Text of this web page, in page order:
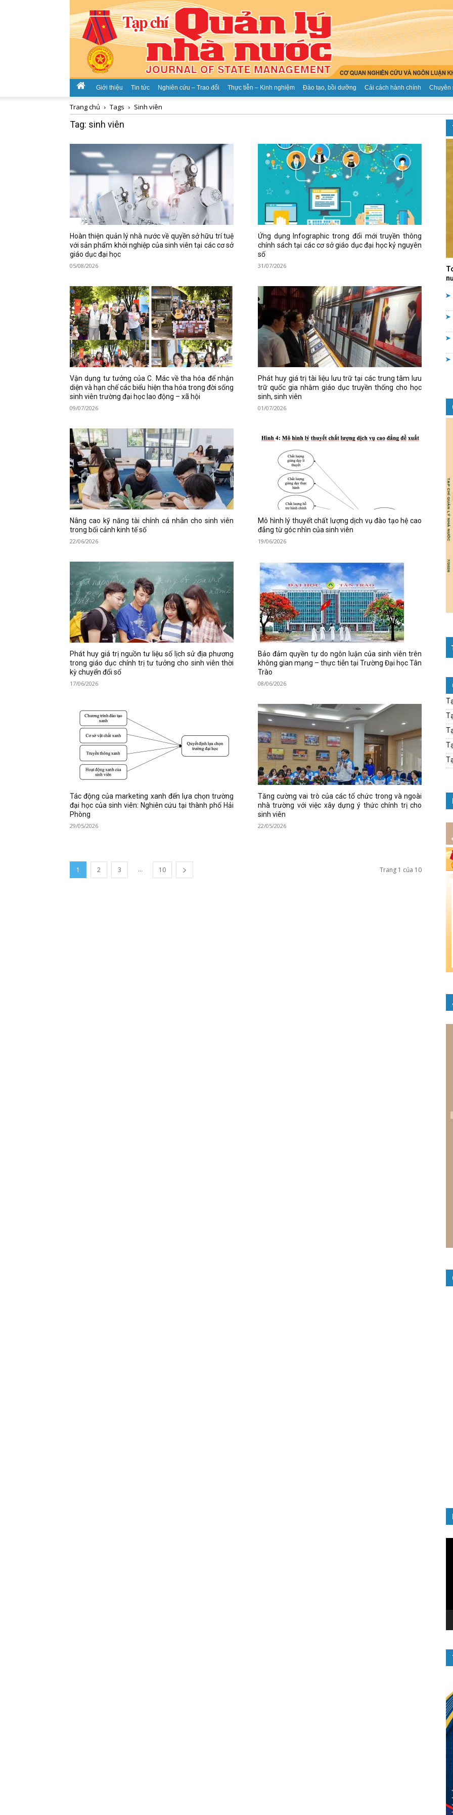
chí
Quản
lý
nhà
nước
Giới thiệu Tin tức Nghiên cứu – Trao đổi Thực tiễn – Kinh nghiệm Đào tạo, bồi dưỡng Cải cách hành chính Chuyên
Trang chủ Tags Sinh viên
Tag: sinh viên
Hoàn thiện quản lý nhà nước về quyền sở hữu trí tuệ
với sản phẩm khởi nghiệp của sinh viên tại các cơ sở
giáo dục đại học
05/08/2026
Ứng dụng Infographic trong đổi mới truyền thông
chính sách tại các cơ sở giáo dục đại học kỷ nguyên
số
31/07/2026
Vận dụng tư tưởng của C. Mác về tha hóa để nhận
diện và hạn chế các biểu hiện tha hóa trong đời sống
sinh viên trường đại học lao động – xã hội
09/07/2026
Phát huy giá trị tài liệu lưu trữ tại các trung tâm lưu
trữ quốc gia nhằm giáo dục truyền thống cho học
sinh, sinh viên
01/07/2026
Nâng cao kỹ năng tài chính cá nhân cho sinh viên
trong bối cảnh kinh tế số
22/06/2026
Mô hình lý thuyết chất lượng dịch vụ đào tạo hệ cao
đẳng từ góc nhìn của sinh viên
19/06/2026
Phát huy giá trị nguồn tư liệu số lịch sử địa phương
trong giáo dục chính trị tư tưởng cho sinh viên thời
kỳ chuyển đổi số
17/06/2026
Bảo đảm quyền tự do ngôn luận của sinh viên trên
không gian mạng – thực tiễn tại Trường Đại học Tân
Trào
08/06/2026
Tác động của marketing xanh đến lựa chọn trường
đại học của sinh viên: Nghiên cứu tại thành phố Hải
Phòng
29/05/2026
Tăng cường vai trò của các tổ chức trong và ngoài
nhà trường với việc xây dựng ý thức chính trị cho
sinh viên
22/05/2026
1 2 3 ... 10 Trang 1 của 10